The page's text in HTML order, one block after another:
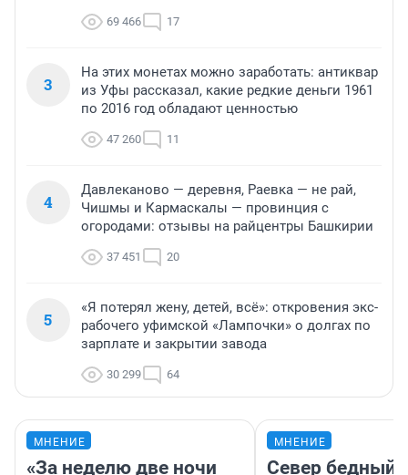
69 466 17
3
На этих монетах можно заработать: антиквар
из Уфы рассказал, какие редкие деньги 1961
по 2016 год обладают ценностью
47 260 11
4
Давлеканово — деревня, Раевка — не рай,
Чишмы и Кармаскалы — провинция с
огородами: отзывы на райцентры Башкирии
37 451 20
5
«Я потерял жену, детей, всё»: откровения экс-
рабочего уфимской «Лампочки» о долгах по
зарплате и закрытии завода
30 299 64
МНЕНИЕ
«За неделю две ночи
МНЕНИЕ
Север бедный,